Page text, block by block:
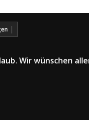
Wir wünschen